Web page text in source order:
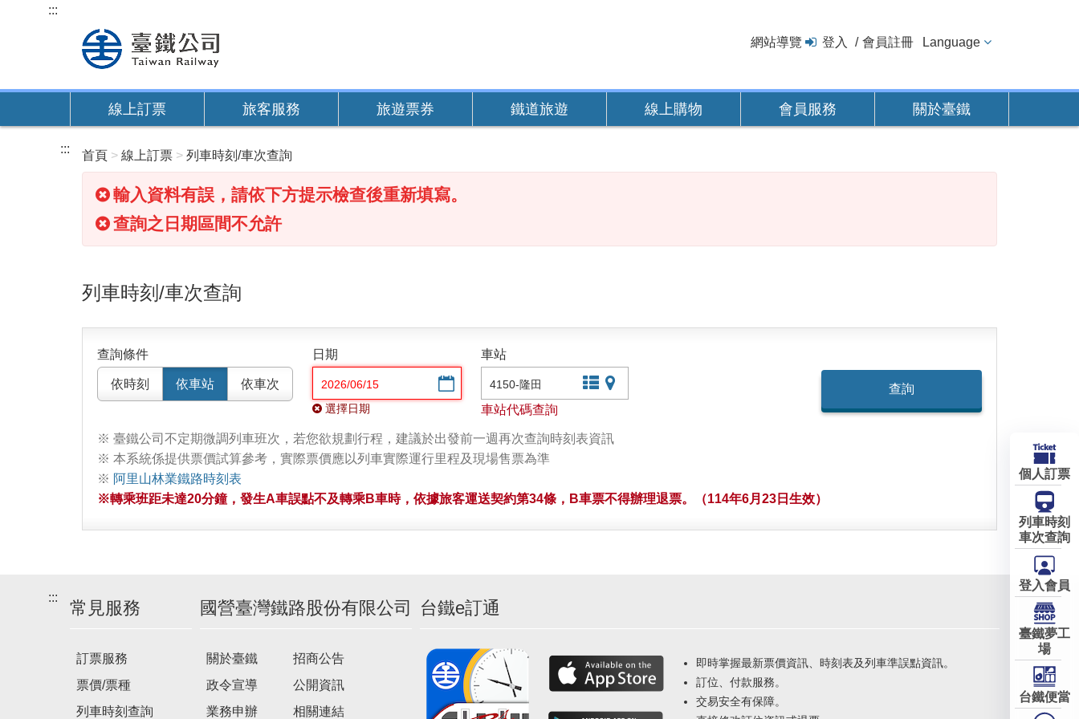
內
:::
網站導覽 登入 會員註冊 Language
線上訂票 旅客服務 旅遊票券 鐵道旅遊 線上購物 會員服務 關於臺鐵
::: 首頁 線上訂票 列車時刻/車次查詢
輸入資料有誤，請依下方提示檢查後重新填寫。
查詢之日期區間不允許
列車時刻/車次查詢
查詢條件
依時刻 依車站 依車次
日期
選擇日期
選擇日期
車站
文字站點查詢
車站代碼查詢
※ 臺鐵公司不定期微調列車班次，若您欲規劃行程，建議於出發前一週再次查詢時刻表資訊
※ 本系統係提供票價試算參考，實際票價應以列車實際運行里程及現場售票為準
※ 阿里山林業鐵路時刻表
※轉乘班距未達20分鐘，發生A車誤點不及轉乘B車時，依據旅客運送契約第34條，B車票不得辦理退票。（114年6月23日生效）
:::
常見服務
訂票服務
票價/票種
列車時刻查詢
國營臺灣鐵路股份有限公司
關於臺鐵
政令宣導
業務申辦
招商公告
公開資訊
相關連結
台鐵e訂通
即時掌握最新票價資訊、時刻表及列車準誤點資訊。
訂位、付款服務。
交易安全有保障。
個人訂票
列車時刻
車次查詢
登入會員
臺鐵夢工
場
台鐵便當